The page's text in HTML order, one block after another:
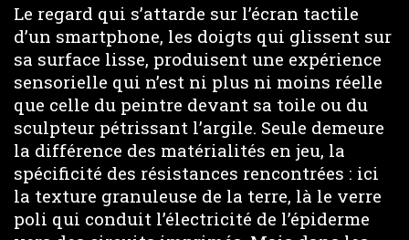
Le regard qui s’attarde sur l’écran tactile
d’un smartphone, les doigts qui glissent sur
sa surface lisse, produisent une expérience
sensorielle qui n’est ni plus ni moins réelle
que celle du peintre devant sa toile ou du
sculpteur pétrissant l’argile. Seule demeure
la différence des matérialités en jeu, la
spécificité des résistances rencontrées : ici
la texture granuleuse de la terre, là le verre
poli qui conduit l’électricité de l’épiderme